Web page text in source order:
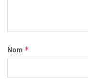
Nom *